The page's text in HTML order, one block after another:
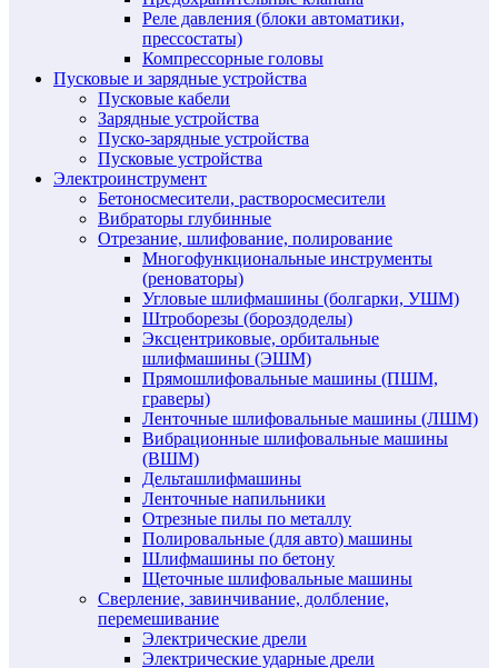
Реле давления (блоки автоматики,
прессостаты)
Компрессорные головы
Пусковые и зарядные устройства
Пусковые кабели
Зарядные устройства
Пуско-зарядные устройства
Пусковые устройства
Электроинструмент
Бетоносмесители, растворосмесители
Вибраторы глубинные
Отрезание, шлифование, полирование
Многофункциональные инструменты
(реноваторы)
Угловые шлифмашины (болгарки, УШМ)
Штроборезы (бороздоделы)
Эксцентриковые, орбитальные
шлифмашины (ЭШМ)
Прямошлифовальные машины (ПШМ,
граверы)
Ленточные шлифовальные машины (ЛШМ)
Вибрационные шлифовальные машины
(ВШМ)
Дельташлифмашины
Ленточные напильники
Отрезные пилы по металлу
Полировальные (для авто) машины
Шлифмашины по бетону
Щеточные шлифовальные машины
Сверление, завинчивание, долбление,
перемешивание
Электрические дрели
Электрические ударные дрели